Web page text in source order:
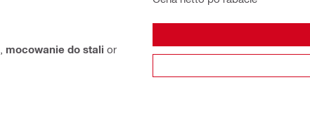
mocowanie do stali or